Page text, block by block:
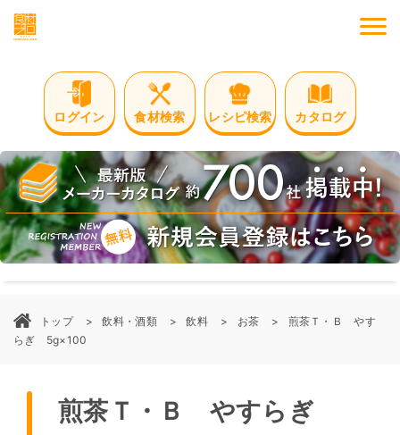
ログイン 食材検索 レシピ検索 カタログ
トップ 飲料・酒類 飲料 お茶
煎茶Ｔ・Ｂ やす
らぎ 5g×100
煎茶Ｔ・Ｂ やすらぎ